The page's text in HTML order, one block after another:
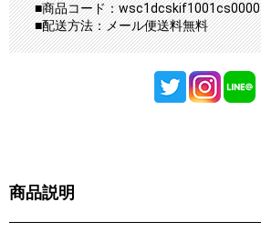
■商品コード：wsc1dcskif1001cs0000
■配送方法：メール便送料無料
商品説明